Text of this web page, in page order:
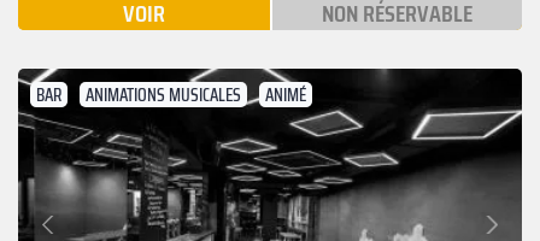
VOIR NON RÉSERVABLE
BAR ANIMATIONS MUSICALES ANIMÉ
Suivant